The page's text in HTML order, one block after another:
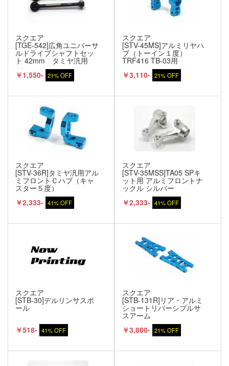
スクエア
[TGE-542]広角ユニバーサ
ルドライブシャフトセッ
ト 42mm タミヤ汎用
￥1,550- 21% OFF
スクエア
[STV-45MS]アルミリヤハ
ブ（トーイン１度）
TRF416 TB-03用
￥3,110- 21% OFF
スクエア
[STV-36R]タミヤ汎用アル
ミフロントＣハブ（キャ
スター５度）
￥2,333- 41% OFF
スクエア
[STV-35MSS]TA05 SPキ
ット用 アルミフロントナ
ックル シルバー
￥2,333- 41% OFF
スクエア
[STB-30]デルリンサスボ
ール
￥518- 41% OFF
スクエア
[STB-131R]リア・アルミ
ショートリバーシブルサ
スアーム
￥3,880- 21% OFF